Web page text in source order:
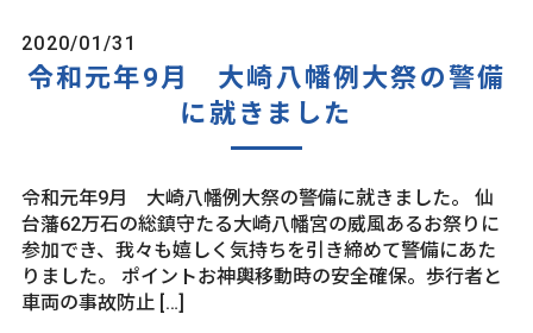
2020/01/31
令和元年9月 大崎八幡例大祭の警備
に就きました
令和元年9月 大崎八幡例大祭の警備に就きました。 仙
台藩62万石の総鎮守たる大崎八幡宮の威風あるお祭りに
参加でき、我々も嬉しく気持ちを引き締めて警備にあた
りました。 ポイントお神輿移動時の安全確保。歩行者と
車両の事故防止 […]